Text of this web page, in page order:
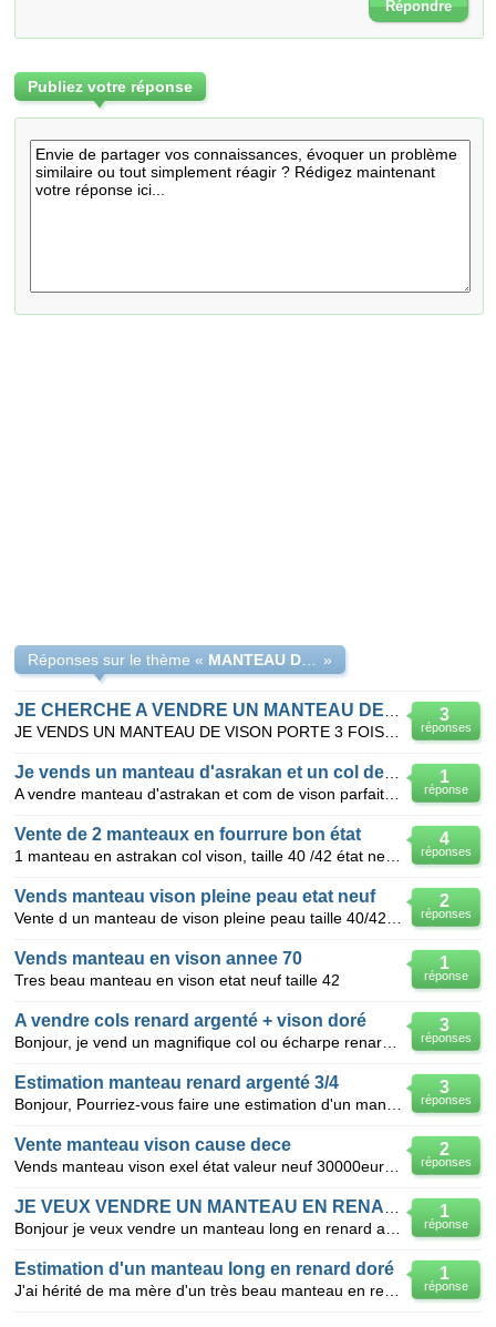
Répondre
Publiez votre réponse
Réponses sur le thème « »
3
réponses
1
réponse
4
réponses
Vente de 2 manteaux en fourrure bon état
2
réponses
Vends manteau vison pleine peau etat neuf
1
réponse
Vends manteau en vison annee 70
Tres beau manteau en vison etat neuf taille 42
3
réponses
A vendre cols renard argenté + vison doré
3
réponses
Estimation manteau renard argenté 3/4
2
réponses
Vente manteau vison cause dece
1
réponse
1
réponse
Estimation d'un manteau long en renard doré